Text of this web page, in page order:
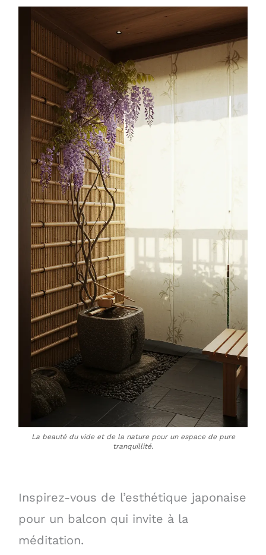
La beauté du vide et de la nature pour un espace de pure
tranquillité.
Inspirez-vous de l’esthétique japonaise
pour un balcon qui invite à la
méditation.